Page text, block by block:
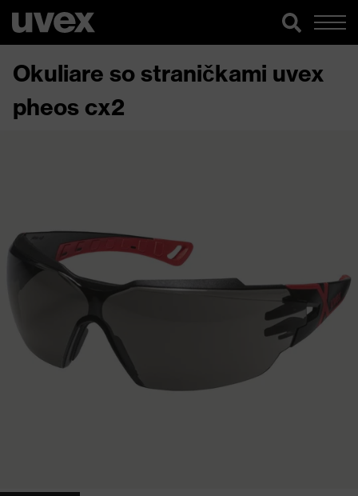
Okuliare so straničkami uvex
pheos cx2